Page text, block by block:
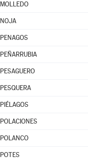
MOLLEDO
NOJA
PENAGOS
PEÑARRUBIA
PESAGUERO
PESQUERA
PIÉLAGOS
POLACIONES
POLANCO
POTES